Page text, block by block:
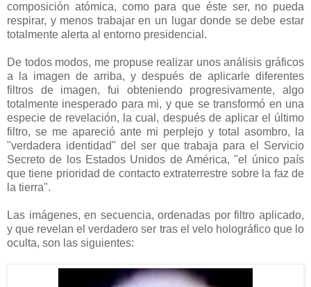
composición atómica, como para que éste ser, no pueda
respirar, y menos trabajar en un lugar donde se debe estar
totalmente alerta al entorno presidencial.
De todos modos, me propuse realizar unos análisis gráficos
a la imagen de arriba, y después de aplicarle diferentes
filtros de imagen, fui obteniendo progresivamente, algo
totalmente inesperado para mi, y que se transformó en una
especie de revelación, la cual, después de aplicar el último
filtro, se me apareció ante mi perplejo y total asombro, la
"verdadera identidad" del ser que trabaja para el Servicio
Secreto de los Estados Unidos de América, "el único país
que tiene prioridad de contacto extraterrestre sobre la faz de
la tierra".
Las imágenes, en secuencia, ordenadas por filtro aplicado,
y que revelan el verdadero ser tras el velo holográfico que lo
oculta, son las siguientes: